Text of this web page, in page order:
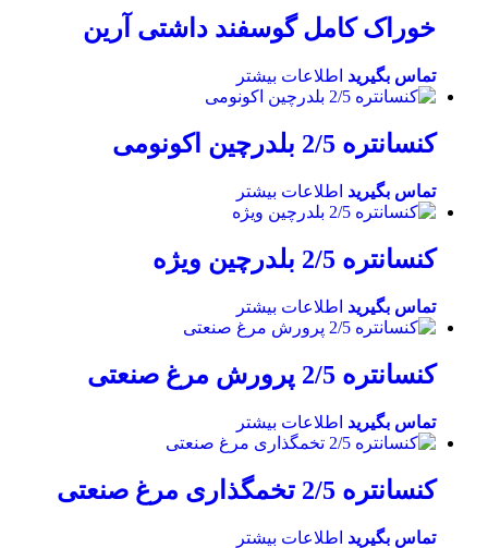
خوراک کامل گوسفند داشتی آرین
تماس بگیرید اطلاعات بیشتر
کنسانتره 2/5 بلدرچین اکونومی
تماس بگیرید اطلاعات بیشتر
کنسانتره 2/5 بلدرچین ویژه
تماس بگیرید اطلاعات بیشتر
کنسانتره 2/5 پرورش مرغ صنعتی
تماس بگیرید اطلاعات بیشتر
کنسانتره 2/5 تخمگذاری مرغ صنعتی
تماس بگیرید اطلاعات بیشتر